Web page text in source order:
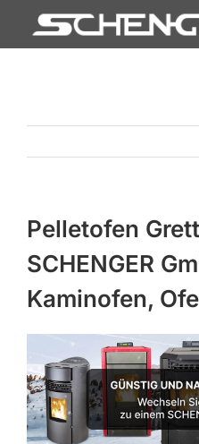
Inhalt
HÄNDLERSUCHE
UNTERNEHMEN
PROFIL
WARENKORB
PRODUCTS
SEARCH
Pelletofen
SCHENGER
Kaminofen,